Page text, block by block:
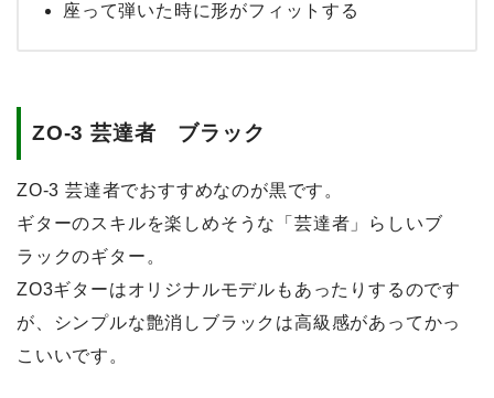
座って弾いた時に形がフィットする
ZO-3 芸達者 ブラック
ZO-3 芸達者でおすすめなのが黒です。
ギターのスキルを楽しめそうな「芸達者」らしいブ
ラックのギター。
ZO3ギターはオリジナルモデルもあったりするのです
が、
シンプルな艶消しブラックは高級感があってかっ
こいいです。